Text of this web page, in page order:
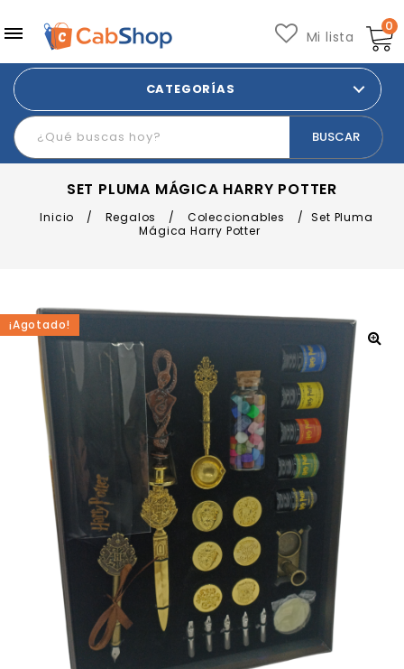
0
Mi lista
CATEGORÍAS
SET PLUMA MÁGICA HARRY POTTER
Inicio / Regalos / Coleccionables /
Set Pluma
Mágica Harry Potter
¡Agotado!